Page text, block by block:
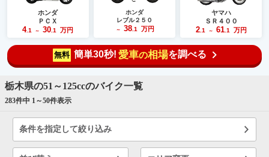
ホンダ
ＰＣＸ
4.1 ～ 30 .1 万円
ホンダ
レブル２５０
～ 38.1 万円
ヤマハ
ＳＲ４００
2.1 ～ 61.1 万円
無料 簡単30秒! 愛車の相場を調べる
栃木県の51～125ccのバイク一覧
283件中 1～50件表示
条件を指定して絞り込み